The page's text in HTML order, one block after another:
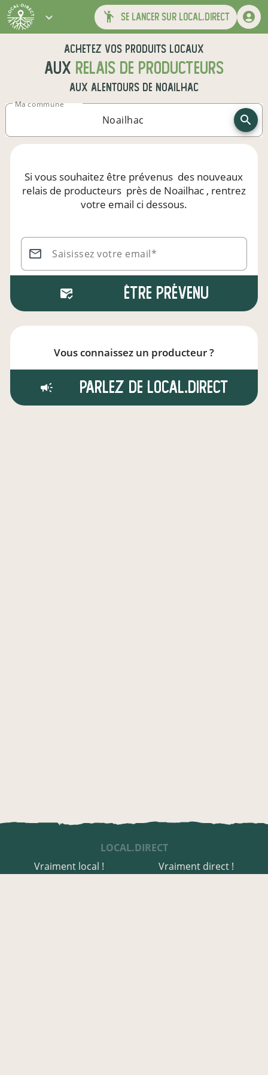
se lancer sur local.direct
Achetez vos produits locaux
aux relais de producteurs
aux alentours de Noailhac
Ma commune
Si vous souhaitez être prévenus des nouveaux
relais de producteurs près de Noailhac, rentrez
votre email ci dessous.
Saisissez votre email*
Être prévenu
Vous connaissez un producteur ?
Parlez de local.direct
LOCAL.DIRECT
Vraiment local !
Vraiment direct !